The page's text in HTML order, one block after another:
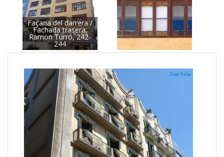
Façana del darrera /
Fachada trasera:
Ramon Turró, 242-
244